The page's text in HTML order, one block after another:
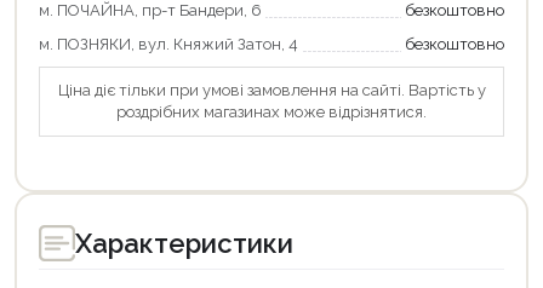
м. ПОЧАЙНА, пр-т Бандери, 6
безкоштовно
м. ПОЗНЯКИ, вул. Княжий Затон, 4
безкоштовно
Ціна діє тільки при умові замовлення на сайті. Вартість у
роздрібних магазинах може відрізнятися.
Характеристики